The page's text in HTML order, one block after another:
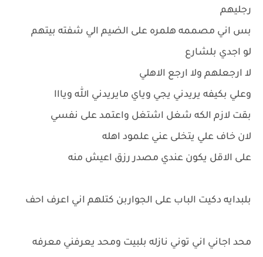
رجليهم
بس اني مصممه هلمره على الضيم الي شفته بيتهم
لو اجدي بلشارع
لا ارجعلهم ولا ارجع الاهلي
وعلي بكيفه يريدني يجي وياي مايريدني الله ويااا
بقت لازم الكه شغل اشتغل واعتمد على نفسي
لان خاف علي يتخلى عني علمود اهله
على الاقل يكون عندي مصدر رزق اعيش منه
بلبدايه دكيت الباب على الجواربن كتلهم اني اعرف احف
محد اجاني اني توني نازله بلبيت ومحد يعرفني معرفه